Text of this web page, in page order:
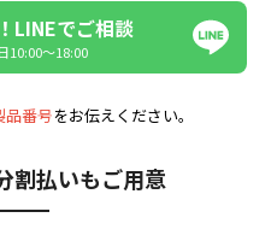
LINEでご相談
10:00〜18:00
品番号をお伝えください。
割払いもご用意